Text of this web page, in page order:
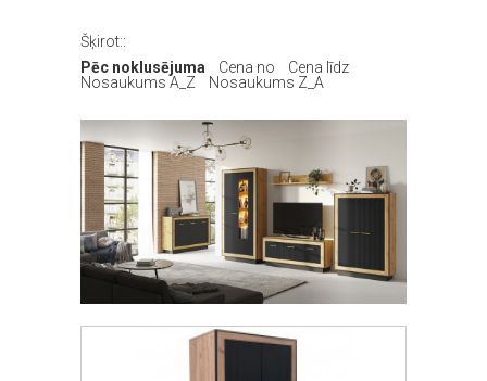
Šķirot::
Pēc noklusējuma
Cena no
Cena līdz
Nosaukums A_Z
Nosaukums Z_A